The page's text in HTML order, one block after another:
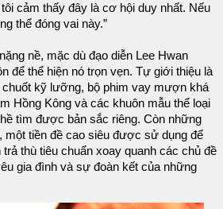
cảm thấy đây là cơ hội duy nhất. Nếu
thể đóng vai này.”
nề, mặc dù đạo diễn Lee Hwan
để thể hiện nó trọn vẹn. Tự giới thiệu là
kỹ lưỡng, bộ phim vay mượn khá
Hồng Kông và các khuôn mẫu thể loại
tìm được bản sắc riêng. Còn những
tiền đề cao siêu được sử dụng để
thù tiêu chuẩn xoay quanh các chủ đề
gia đình và sự đoàn kết của những